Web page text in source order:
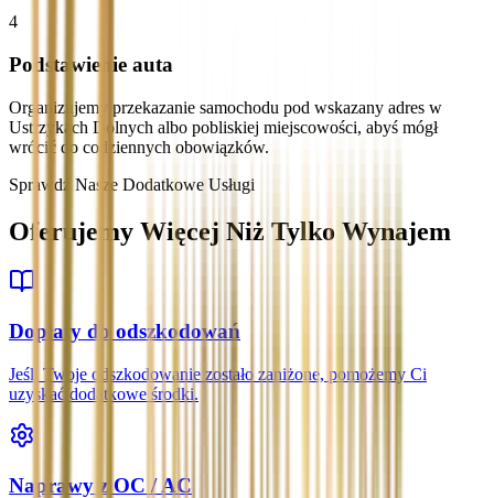
4
Podstawienie auta
Organizujemy przekazanie samochodu pod wskazany adres w
Ustrzykach Dolnych albo pobliskiej miejscowości, abyś mógł
wrócić do codziennych obowiązków.
Sprawdź Nasze Dodatkowe Usługi
Oferujemy Więcej Niż Tylko Wynajem
Dopłaty do odszkodowań
Jeśli Twoje odszkodowanie zostało zaniżone, pomożemy Ci
uzyskać dodatkowe środki.
Naprawy z OC / AC